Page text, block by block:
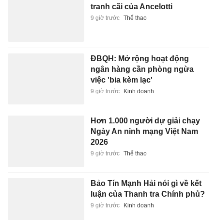
tranh cãi của Ancelotti
9 giờ trước Thể thao
ĐBQH: Mở rộng hoạt động
ngân hàng cần phòng ngừa
việc 'bia kèm lạc'
9 giờ trước Kinh doanh
Hơn 1.000 người dự giải chạy
Ngày An ninh mạng Việt Nam
2026
9 giờ trước Thể thao
Bảo Tín Mạnh Hải nói gì về kết
luận của Thanh tra Chính phủ?
9 giờ trước Kinh doanh